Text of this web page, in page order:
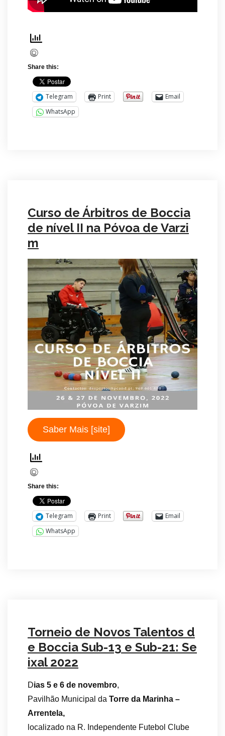
Share this:
Telegram Print
Email
WhatsApp
Curso de Árbitros de Boccia
de nível II na Póvoa de Varzi
m
Saber Mais [site]
Share this:
Telegram Print
Email
WhatsApp
Torneio de Novos Talentos d
e Boccia Sub-13 e Sub-21: Se
ixal 2022
Dias 5 e 6 de novembro,
Pavilhão Municipal da Torre da Marinha –
Arrentela,
localizado na R. Independente Futebol Clube